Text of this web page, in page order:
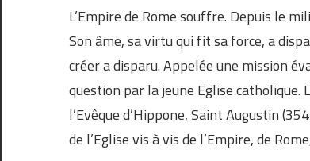
L’Empire de Rome souffre. Depuis le
Son âme, sa virtu qui fit sa force, a
créer a disparu. Appelée une mission
question par la jeune Eglise catholique.
l’Evêque d’Hippone, Saint Augustin
de l’Eglise vis à vis de l’Empire, de